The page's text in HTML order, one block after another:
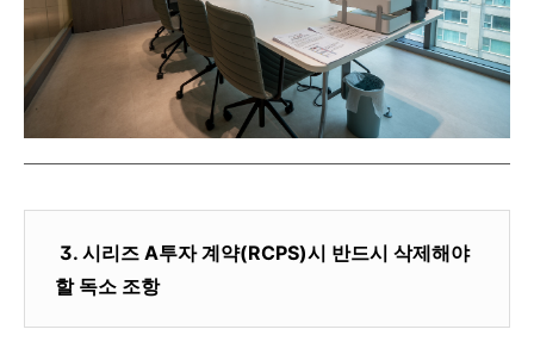
3. 시리즈 A투자 계약(RCPS)시 반드시 삭제해야
할 독소 조항